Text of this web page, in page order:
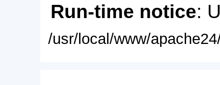
Run-time notice:
/usr/local/www/